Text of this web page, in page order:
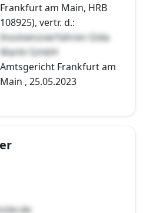
Frankfurt am Main, HRB
108925), vertr. d.:
Insolvenzverfahren Gida
Markt GmbH
Amtsgericht Frankfurt am
Main , 25.05.2023